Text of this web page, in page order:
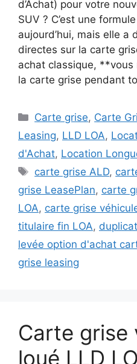
d’Achat) pour votre
SUV ? C’est une
aujourd’hui, mais elle a
directes sur la carte
achat classique, **vous
la carte grise pendant
Catégories
Carte grise, Carte
Leasing, LLD LOA,
d'Achat, Location
Étiquettes
carte grise ALD,
grise LeasePlan, carte
LOA, carte grise
titulaire fin LOA,
levée option d'achat
grise leasing
Carte grise
loué LLD